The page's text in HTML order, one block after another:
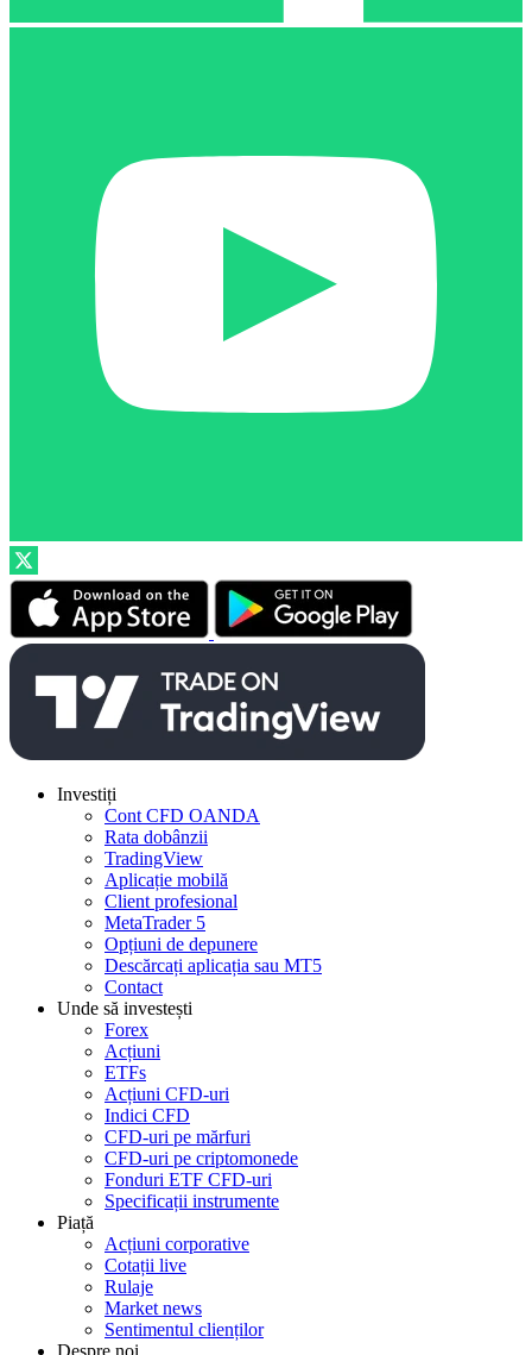
Investiți
Cont CFD OANDA
Rata dobânzii
TradingView
Aplicație mobilă
Client profesional
MetaTrader 5
Opțiuni de depunere
Descărcați aplicația sau MT5
Contact
Unde să investești
Forex
Acțiuni
ETFs
Acțiuni CFD-uri
Indici CFD
CFD-uri pe mărfuri
CFD-uri pe criptomonede
Fonduri ETF CFD-uri
Specificații instrumente
Piață
Acțiuni corporative
Cotații live
Rulaje
Market news
Sentimentul clienților